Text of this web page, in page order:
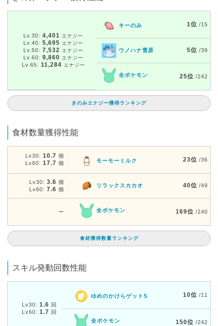
Lv.30: 4,401 エナジー
Lv.40: 5,695 エナジー
Lv.50: 7,532 エナジー
Lv.60: 9,860 エナジー
Lv.65: 11,284 エナジー
キーのみ 1位 /15
ウノハナ雪原 5位 /39
全ポケモン 25位 /242
きのみエナジー獲得ランキング
食材数量獲得性能
Lv30: 10.7 個
Lv60: 17.7 個 モーモーミルク 23位 /36
Lv30: 3.6 個
Lv60: 7.6 個
リラックスカカオ 40位 /49
ー 全ポケモン 169位 /240
食材獲得数量ランキング
スキル発動回数性能
Lv30: 1.6 回
Lv60: 1.7 回
ゆめのかけらゲットS 10位 /11
全ポケモン 150位 /242